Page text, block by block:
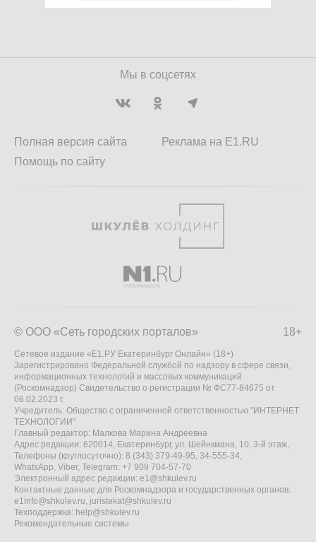
Мы в соцсетях
Полная версия сайта
Помощь по сайту
Реклама на E1.RU
18+
© ООО «Сеть городских порталов»
Сетевое издание «Е1.РУ Екатеринбург Онлайн» (18+)
Зарегистрировано Федеральной службой по надзору в сфере связи,
информационных технологий и массовых коммуникаций
(Роскомнадзор) Свидетельство о регистрации № ФС77-84675 от
06.02.2023 г.
Учредитель: Общество с ограниченной ответственностью "ИНТЕРНЕТ
ТЕХНОЛОГИИ"
Главный редактор: Малкова Марина Андреевна
Адрес редакции: 620014, Екатеринбург, ул. Шейнкмана, 10, 3-й этаж,
Телефоны (круглосуточно): 8 (343) 379-49-95, 34-555-34,
WhatsApp, Viber, Telegram: +7 909 704-57-70
Электронный адрес редакции: e1@shkulev.ru
Контактные данные для Роскомнадзора и государственных органов:
e1info@shkulev.ru, juristekat@shkulev.ru
Техподдержка: help@shkulev.ru
Рекомендательные системы